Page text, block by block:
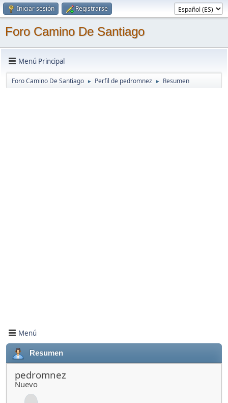
Iniciar sesión Registrarse
Foro Camino De Santiago
Menú Principal
Foro Camino De Santiago ► Perfil de pedromnez ► Resumen
Menú
Resumen
pedromnez
Nuevo